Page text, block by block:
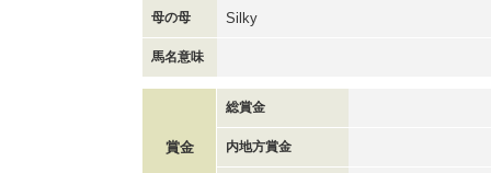
母の母 Silky
馬名意味
賞金
総賞金
内地方賞金